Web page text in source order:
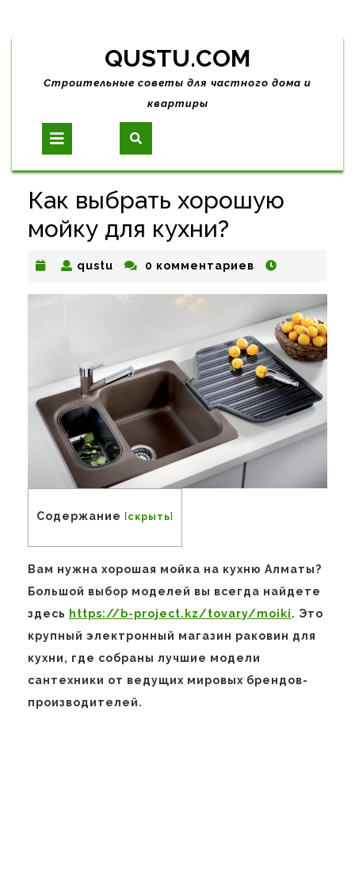
Skip
content
QUSTU.COM
Строительные советы для частного дома и
квартиры
Open
Button
Как выбрать хорошую
мойку для кухни?
qustu qustu0 комментариев
Содержание [скрыть]
Вам нужна хорошая мойка на кухню Алматы?
Большой выбор моделей вы всегда найдете
здесь https://b-project.kz/tovary/moiki. Это
крупный электронный магазин раковин для
кухни, где собраны лучшие модели
сантехники от ведущих мировых брендов-
производителей.